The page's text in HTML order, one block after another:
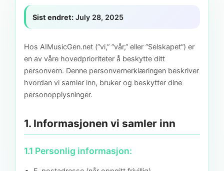
Sist endret:July 28, 2025
Hos AIMusicGen.net (”vi,” ”vår,” eller ”Selskapet”) er
en av våre hovedprioriteter å beskytte ditt
personvern. Denne personvernerklæringen beskriver
hvordan vi samler inn, bruker og beskytter dine
personopplysninger.
1. Informasjonen vi samler inn
1.1 Personlig informasjon: